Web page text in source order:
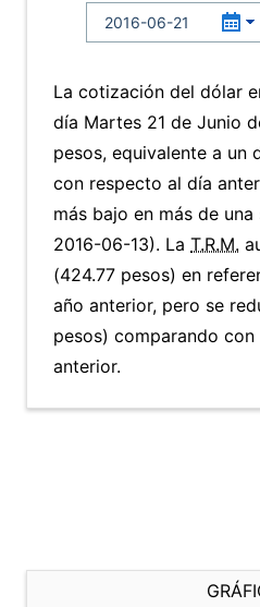
La cotización del dólar
día Martes 21 de Junio
pesos, equivalente a un
con respecto al día
más bajo en más de
2016-06-13). La T.R.M.
(424.77 pesos) en
año anterior, pero se
pesos) comparando
anterior.